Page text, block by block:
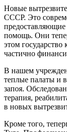
Новые
СССР. Это
помощь. Они
этом государство
частично
В нашем
теплые палаты и
запоя.
терапия,
в новых
Кроме того,